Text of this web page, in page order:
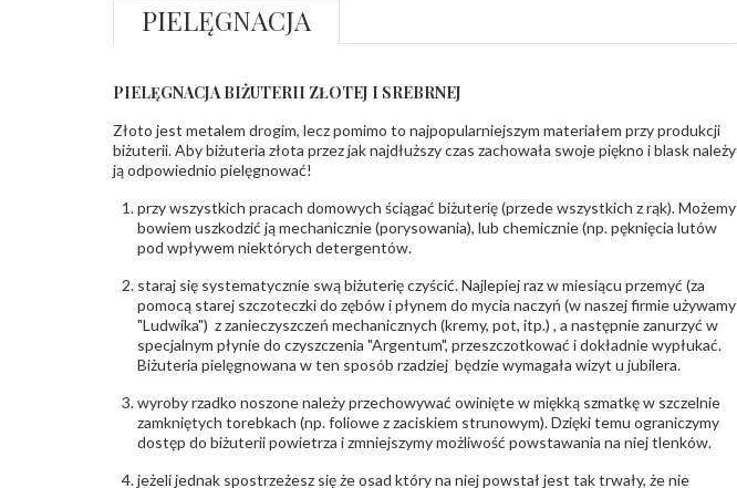
PIELĘGNACJA
PIELĘGNACJA BIŻUTERII ZŁOTEJ I SREBRNEJ
Złoto jest metalem drogim, lecz pomimo to najpopularniejszym materiałem przy produkcji
biżuterii. Aby biżuteria złota przez jak najdłuższy czas zachowała swoje piękno i blask należy
ją odpowiednio pielęgnować!
przy wszystkich pracach domowych ściągać biżuterię (przede wszystkich z rąk). Możemy
bowiem uszkodzić ją mechanicznie (porysowania), lub chemicznie (np. pęknięcia lutów
pod wpływem niektórych detergentów.
staraj się systematycznie swą biżuterię czyścić. Najlepiej raz w miesiącu przemyć (za
pomocą starej szczoteczki do zębów i płynem do mycia naczyń (w naszej firmie używamy
"Ludwika") z zanieczyszczeń mechanicznych (kremy, pot, itp.) , a następnie zanurzyć w
specjalnym płynie do czyszczenia "Argentum", przeszczotkować i dokładnie wypłukać.
Biżuteria pielęgnowana w ten sposób rzadziej będzie wymagała wizyt u jubilera.
wyroby rzadko noszone należy przechowywać owinięte w miękką szmatkę w szczelnie
zamkniętych torebkach (np. foliowe z zaciskiem strunowym). Dzięki temu ograniczymy
dostęp do biżuterii powietrza i zmniejszymy możliwość powstawania na niej tlenków.
jeżeli jednak spostrzeżesz się że osad który na niej powstał jest tak trwały, że nie